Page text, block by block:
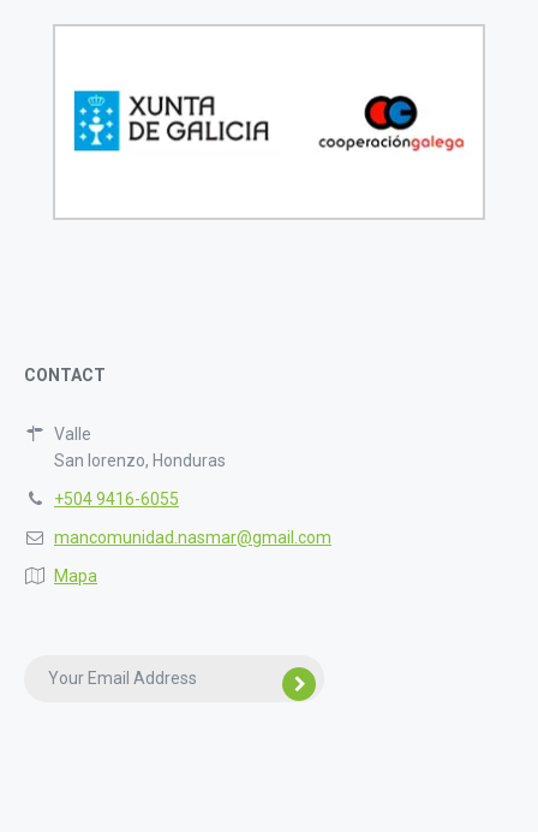
CONTACT
Valle
San lorenzo, Honduras
+504 9416-6055
mancomunidad.nasmar@gmail.com
Mapa